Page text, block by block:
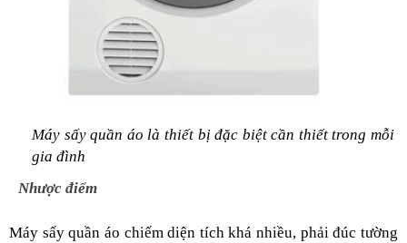
Máy sấy quần áo là thiết bị đặc biệt cần thiết trong mỗi
gia đình
Nhược điểm
Máy sấy quần áo chiếm diện tích khá nhiều, phải đúc tường